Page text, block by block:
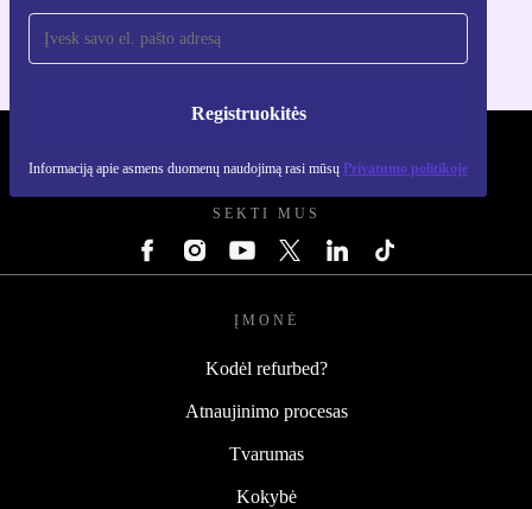
Registruokitės
Informaciją apie asmens duomenų naudojimą rasi mūsų Privatumo politikoje
SEKTI MUS
ĮMONĖ
Kodėl refurbed?
Atnaujinimo procesas
Tvarumas
Kokybė